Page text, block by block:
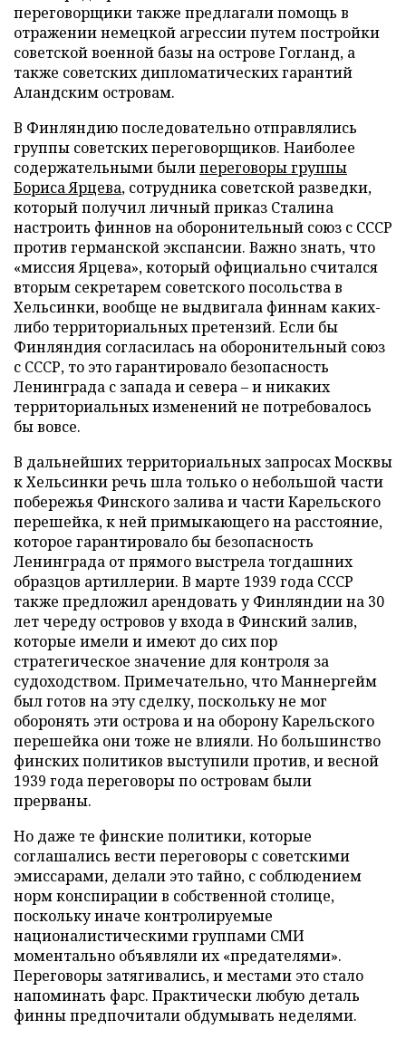
переговорщики также предлагали помощь в
отражении немецкой агрессии путем постройки
советской военной базы на острове Гогланд, а
также советских дипломатических гарантий
Аландским островам.
В Финляндию последовательно отправлялись
группы советских переговорщиков. Наиболее
содержательными былипереговоры группы
Бориса Ярцева, сотрудника советской разведки,
который получил личный приказ Сталина
настроить финнов на оборонительный союз с СССР
против германской экспансии. Важно знать, что
«миссия Ярцева», который официально считался
вторым секретарем советского посольства в
Хельсинки, вообще не выдвигала финнам каких-
либо территориальных претензий. Если бы
Финляндия согласилась на оборонительный союз
с СССР, то это гарантировало безопасность
Ленинграда с запада и севера – и никаких
территориальных изменений не потребовалось
бы вовсе.
В дальнейших территориальных запросах Москвы
к Хельсинки речь шла только о небольшой части
побережья Финского залива и части Карельского
перешейка, к ней примыкающего на расстояние,
которое гарантировало бы безопасность
Ленинграда от прямого выстрела тогдашних
образцов артиллерии. В марте 1939 года СССР
также предложил арендовать у Финляндии на 30
лет череду островов у входа в Финский залив,
которые имели и имеют до сих пор
стратегическое значение для контроля за
судоходством. Примечательно, что Маннергейм
был готов на эту сделку, поскольку не мог
оборонять эти острова и на оборону Карельского
перешейка они тоже не влияли. Но большинство
финских политиков выступили против, и весной
1939 года переговоры по островам были
прерваны.
Но даже те финские политики, которые
соглашались вести переговоры с советскими
эмиссарами, делали это тайно, с соблюдением
норм конспирации в собственной столице,
поскольку иначе контролируемые
националистическими группами СМИ
моментально объявляли их «предателями».
Переговоры затягивались, и местами это стало
напоминать фарс. Практически любую деталь
финны предпочитали обдумывать неделями.